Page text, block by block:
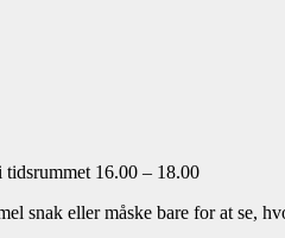
16.00 – 18.00
snak eller måske bare for at se,